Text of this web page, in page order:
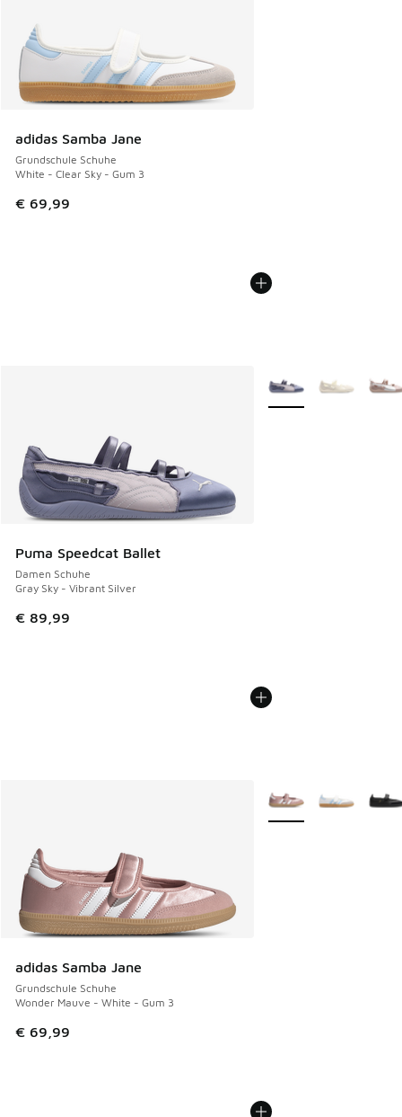
adidas Samba Jane
Grundschule Schuhe
White - Clear Sky - Gum 3
€ 69,99
Puma Speedcat Ballet
Damen Schuhe
Gray Sky - Vibrant Silver
€ 89,99
Weitere Farben
adidas Samba Jane
Grundschule Schuhe
Wonder Mauve - White - Gum 3
€ 69,99
Weitere Farben